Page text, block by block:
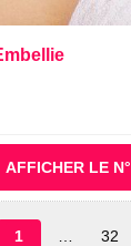
AFFICHER LE N°
Page
1 32